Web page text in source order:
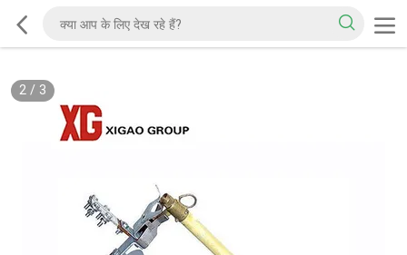
2/ 3